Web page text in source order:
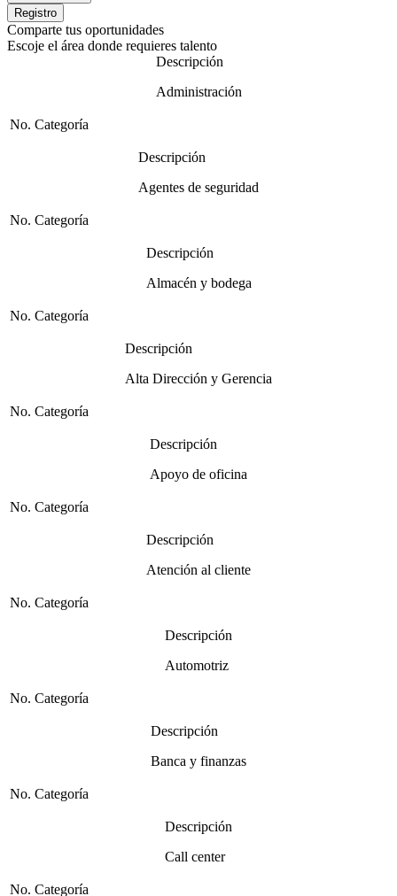
Comparte tus oportunidades
Escoje el área donde requieres talento
Descripción
Administración
No. Categoría
Descripción
Agentes de seguridad
No. Categoría
Descripción
Almacén y bodega
No. Categoría
Descripción
Alta Dirección y Gerencia
No. Categoría
Descripción
Apoyo de oficina
No. Categoría
Descripción
Atención al cliente
No. Categoría
Descripción
Automotriz
No. Categoría
Descripción
Banca y finanzas
No. Categoría
Descripción
Call center
No. Categoría